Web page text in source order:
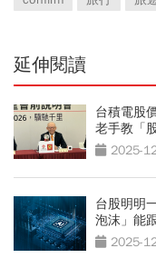
延伸閱讀
台積電股
老手教「
2025-
台股明明
泡沫」能
2025-